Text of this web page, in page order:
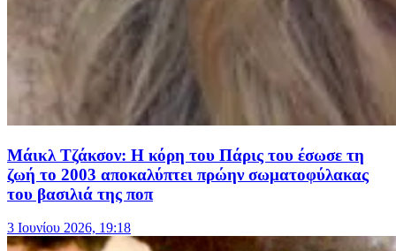
Mάικλ Τζάκσον: Η κόρη του Πάρις του έσωσε τη
ζωή το 2003 αποκαλύπτει πρώην σωματοφύλακας
του βασιλιά της ποπ
3 Ιουνίου 2026, 19:18